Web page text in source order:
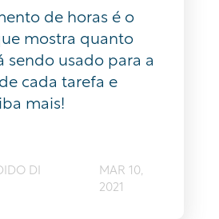
de horas é o
mostra quanto
sendo usado para a
cada tarefa e
mais!
DI
MAR 10,
2021